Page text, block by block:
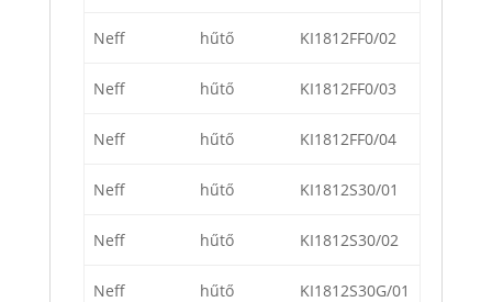
Neff hűtő KI1812FF0/02
Neff hűtő KI1812FF0/03
Neff hűtő KI1812FF0/04
Neff hűtő KI1812S30/01
Neff hűtő KI1812S30/02
Neff hűtő KI1812S30G/01